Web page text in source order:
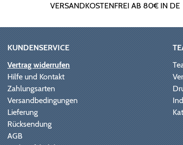
VERSANDKOSTENFREI AB 80€ IN DE
KUNDENSERVICE
Vertrag widerrufen
Hilfe und Kontakt
Zahlungsarten
Versandbedingungen
Lieferung
Rücksendung
AGB